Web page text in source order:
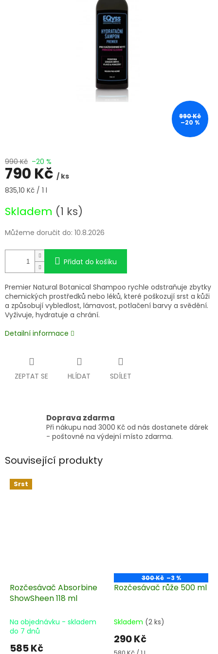
990 Kč
–20 %
990 Kč –20 %
790 Kč / ks
Měrná
835,10 Kč / 1 l
Skladem (1 ks)
Můžeme doručit do: 10.8.2026
Přidat do košíku
Premier Natural Botanical Shampoo rychle odstraňuje zbytky
chemických prostředků nebo léků, které poškozují srst a kůži
a způsobují vybledlost, lámavost, potlačení barvy a svědění.
Vyživuje, hydratuje a chrání.
Detailní informace
ZEPTAT SE HLÍDAT SDÍLET
Doprava zdarma
Při nákupu nad 3000 Kč od nás dostanete dárek
- poštovné na výdejní místo zdarma.
Související produkty
Srst
Rozčesávač Absorbine
ShowSheen 118 ml
Na objednávku - skladem
do 7 dnů
585 Kč
300 Kč –3 %
Rozčesávač růže 500 ml
Skladem (2 ks)
290 Kč